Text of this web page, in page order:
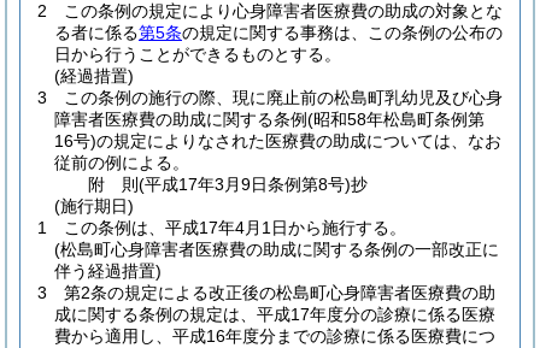
2
この条例の規定により心身障害者医療費の助成の対象とな
る者に係る第5条の規定に関する事務は、この条例の公布の
日から行うことができるものとする。
(経過措置)
3
この条例の施行の際、現に廃止前の松島町乳幼児及び心身
障害者医療費の助成に関する条例(昭和58年松島町条例第
16号)の規定によりなされた医療費の助成については、なお
従前の例による。
附 則(平成17年3月9日条例第8号)抄
(施行期日)
1
この条例は、平成17年4月1日から施行する。
(松島町心身障害者医療費の助成に関する条例の一部改正に
伴う経過措置)
3
第2条の規定による改正後の松島町心身障害者医療費の助
成に関する条例の規定は、平成17年度分の診療に係る医療
費から適用し、平成16年度分までの診療に係る医療費につ